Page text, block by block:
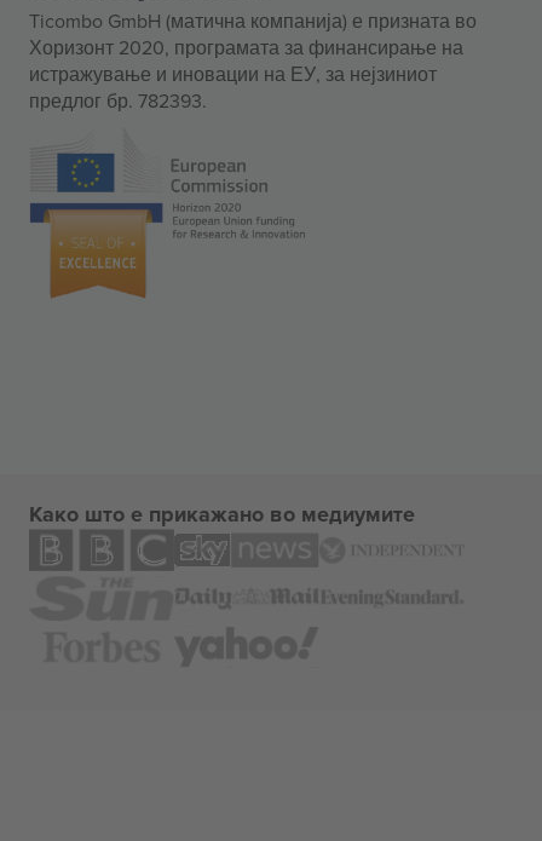
Ticombo GmbH (матична компанија) е призната во
Хоризонт 2020, програмата за финансирање на
истражување и иновации на ЕУ, за нејзиниот
предлог бр. 782393.
Како што е прикажано во медиумите